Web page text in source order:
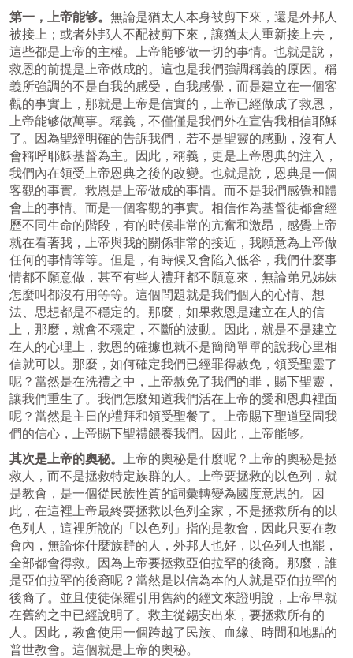
第一，上帝能够。 無論是猶太人本身被剪下來，還是外邦人
被接上；或者外邦人不配被剪下來，讓猶太人重新接上去，
這些都是上帝的主權。上帝能够做一切的事情。也就是說，
救恩的前提是上帝做成的。這也是我們強調稱義的原因。稱
義所強調的不是自我的感受，自我感覺，而是建立在一個客
觀的事實上，那就是上帝是信實的，上帝已經做成了救恩，
上帝能够做萬事。稱義，不僅僅是我們外在宣告我相信耶穌
了。因為聖經明確的告訴我們，若不是聖靈的感動，沒有人
會稱呼耶穌基督為主。因此，稱義，更是上帝恩典的注入，
我們內在領受上帝恩典之後的改變。也就是說，恩典是一個
客觀的事實。救恩是上帝做成的事情。而不是我們感覺和體
會上的事情。而是一個客觀的事實。相信作為基督徒都會經
歷不同生命的階段，有的時候非常的亢奮和激昂，感覺上帝
就在看著我，上帝與我的關係非常的接近，我願意為上帝做
任何的事情等等。但是，有時候又會陷入低谷，我們什麼事
情都不願意做，甚至有些人禮拜都不願意來，無論弟兄姊妹
怎麼叫都沒有用等等。這個問題就是我們個人的心情、想
法、思想都是不穩定的。那麼，如果救恩是建立在人的信
上，那麼，就會不穩定，不斷的波動。因此，就是不是建立
在人的心理上，救恩的確據也就不是簡簡單單的說我心里相
信就可以。那麼，如何確定我們已經罪得赦免，領受聖靈了
呢？當然是在洗禮之中，上帝赦免了我們的罪，賜下聖靈，
讓我們重生了。我們怎麼知道我們活在上帝的愛和恩典裡面
呢？當然是主日的禮拜和領受聖餐了。上帝賜下聖道堅固我
們的信心，上帝賜下聖禮餵養我們。因此，上帝能够。
其次是上帝的奧秘。
上帝的奧秘是什麼呢？上帝的奧秘是拯
救人，而不是拯救特定族群的人。上帝要拯救的以色列，就
是教會，是一個從民族性質的詞彙轉變為國度意思的。因
此，在這裡上帝最終要拯救以色列全家，不是拯救所有的以
色列人，這裡所說的「以色列」指的是教會，因此只要在教
會內，無論你什麼族群的人，外邦人也好，以色列人也罷，
全部都會得救。因為上帝要拯救亞伯拉罕的後裔。那麼，誰
是亞伯拉罕的後裔呢？當然是以信為本的人就是亞伯拉罕的
後裔了。並且使徒保羅引用舊約的經文來證明說，上帝早就
在舊約之中已經說明了。救主從錫安出來，要拯救所有的
人。因此，教會使用一個跨越了民族、血緣、時間和地點的
普世教會。這個就是上帝的奧秘。